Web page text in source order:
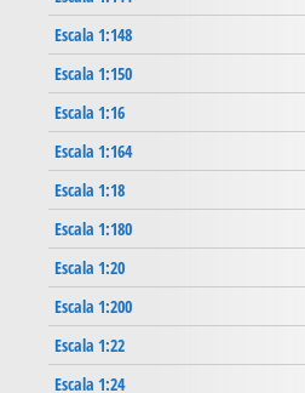
Escala 1:148
Escala 1:150
Escala 1:16
Escala 1:164
Escala 1:18
Escala 1:180
Escala 1:20
Escala 1:200
Escala 1:22
Escala 1:24